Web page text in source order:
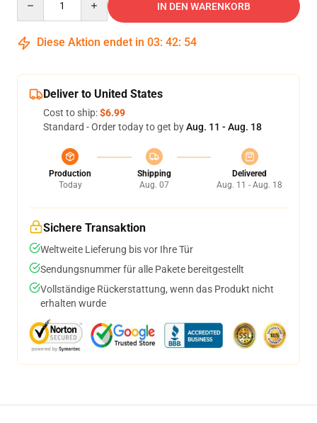
IN DEN WARENKORB
Diese Aktion endet in 03: 42: 53
Deliver to United States
Cost to ship:$6.99
Standard - Order today to get byAug. 11 - Aug. 18
Production
Today
Shipping
Aug. 07
Delivered
Aug. 11 - Aug. 18
Sichere Transaktion
Weltweite Lieferung bis vor Ihre Tür
Sendungsnummer für alle Pakete bereitgestellt
Vollständige Rückerstattung, wenn das Produkt nicht
erhalten wurde